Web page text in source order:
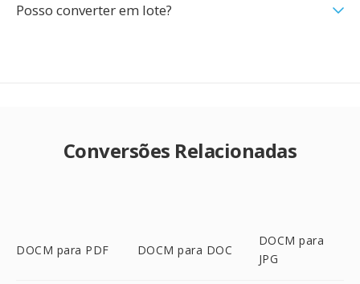
Posso converter em lote?
Conversões Relacionadas
DOCM para PDF DOCM para DOC
DOCM para
JPG